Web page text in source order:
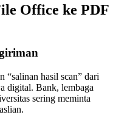
Office ke PDF
“salinan hasil scan” dari
digital. Bank, lembaga
sering meminta